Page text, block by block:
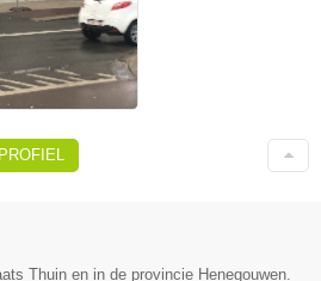
Thuin en in de provincie Henegouwen.